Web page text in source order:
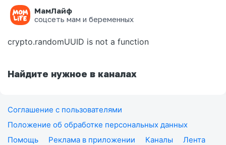
МамЛайф
соцсеть мам и беременных
Ошибка на странице
crypto.randomUUID is not a function
Найдите нужное в каналах
Соглашение с пользователями
Положение об обработке персональных данных
Помощь
Реклама в приложении Каналы
Лента